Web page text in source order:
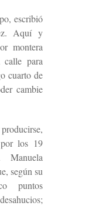
escribió
Aquí y
montera
para
cuarto de
cambie
los 19
Manuela
según su
puntos